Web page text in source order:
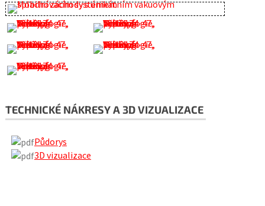
TECHNICKÉ NÁKRESY A 3D VIZUALIZACE
Půdorys
3D vizualizace